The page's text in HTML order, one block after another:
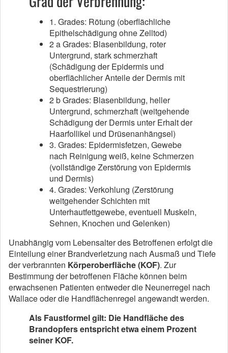
1. Grades: Rötung (oberflächliche
Epithelschädigung ohne Zelltod)
2 a Grades: Blasenbildung, roter
Untergrund, stark schmerzhaft
(Schädigung der Epidermis und
oberflächlicher Anteile der Dermis mit
Sequestrierung)
2 b Grades: Blasenbildung, heller
Untergrund, schmerzhaft (weitgehende
Schädigung der Dermis unter Erhalt der
Haarfollikel und Drüsenanhängsel)
3. Grades: Epidermisfetzen, Gewebe
nach Reinigung weiß, keine Schmerzen
(vollständige Zerstörung von Epidermis
und Dermis)
4. Grades: Verkohlung (Zerstörung
weitgehender Schichten mit
Unterhautfettgewebe, eventuell Muskeln,
Sehnen, Knochen und Gelenken)
Unabhängig vom Lebensalter des Betroffenen erfolgt die
Einteilung einer Brandverletzung nach Ausmaß und Tiefe
der verbrannten Körperoberfläche (KOF). Zur
Bestimmung der betroffenen Fläche können beim
erwachsenen Patienten entweder die Neunerregel nach
Wallace oder die Handflächenregel angewandt werden.
Als Faustformel gilt: Die Handfläche des
Brandopfers entspricht etwa einem Prozent
seiner KOF.